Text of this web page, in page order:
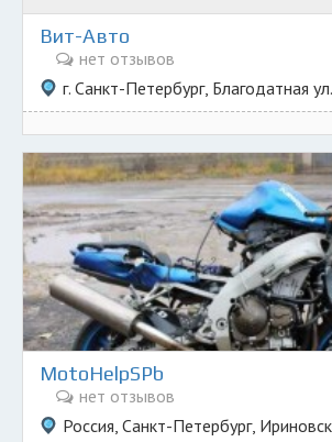
Вит-Авто
нет отзывов
г. Санкт-Петербург, Благодатная
MotoHelpSPb
нет отзывов
Россия, Санкт-Петербург,